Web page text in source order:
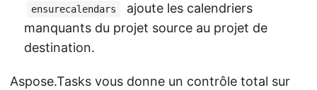
ensurecalendars
ajoute les calendriers
manquants du projet source au projet de
destination.
Aspose.Tasks vous donne un contrôle total sur